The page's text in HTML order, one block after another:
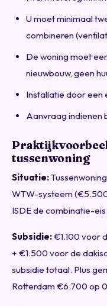
U moet minimaal
combineren
De woning moet
nieuwbouw, geen
Installatie door een
Aanvraag indienen
tussenwoning
Situatie:
WTW-systeem
ISDE de combinatie-
Subsidie:€1.100 voor
+ €1.500 voor de
subsidie totaal. Plus
Rotterdam €6.700 op